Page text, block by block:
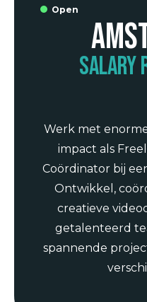
Open
Salary
Werk met
impact als
Coördinator bij
Ontwikkel,
creatieve
getalenteerd
spannende